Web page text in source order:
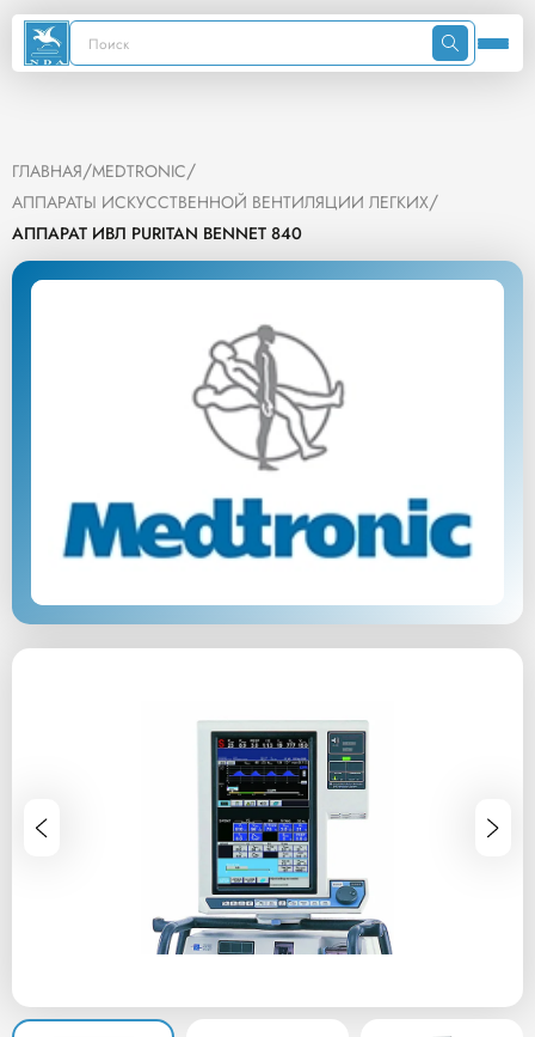
ГЛАВНАЯ/MEDTRONIC/
АППАРАТЫ ИСКУССТВЕННОЙ ВЕНТИЛЯЦИИ ЛЕГКИХ/
АППАРАТ ИВЛ PURITAN BENNET 840